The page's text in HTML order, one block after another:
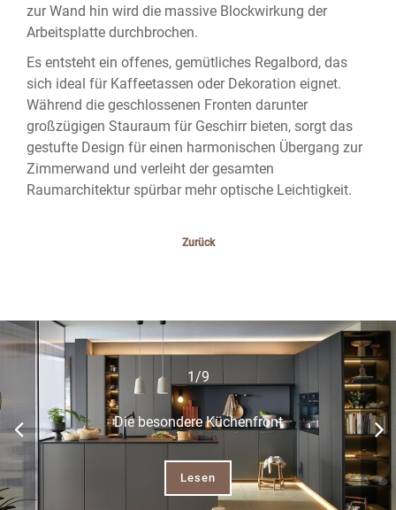
zur Wand hin wird die massive Blockwirkung der
Arbeitsplatte durchbrochen.
Es entsteht ein offenes, gemütliches Regalbord, das
sich ideal für Kaffeetassen oder Dekoration eignet.
Während die geschlossenen Fronten darunter
großzügigen Stauraum für Geschirr bieten, sorgt das
gestufte Design für einen harmonischen Übergang zur
Zimmerwand und verleiht der gesamten
Raumarchitektur spürbar mehr optische Leichtigkeit.
Zurück
1/9
Die besondere Küchenfront
Lesen